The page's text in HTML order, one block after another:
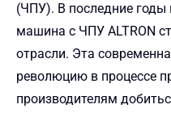
(ЧПУ). В последние
машина с ЧПУ ALTRON
отрасли. Эта
революцию в процессе
производителям